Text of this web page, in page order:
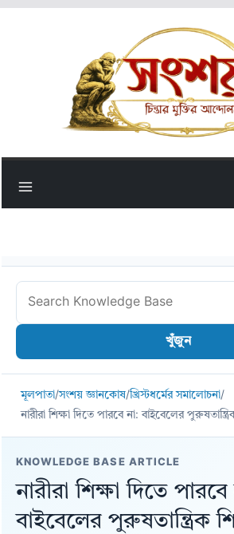
Search
Knowledge
খুঁজুন
মূলপাতা/সংশয় জ্ঞানকোষ/খ্রিস্টধর্মের সমালোচনা/
নারীরা শিক্ষা দিতে পারবে না: বাইবেলের
KNOWLEDGE BASE ARTICLE
নারীরা শিক্ষা দিতে পারবে
বাইবেলের পুরুষতান্ত্রিক